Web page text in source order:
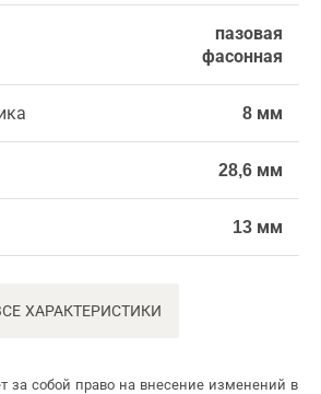
пазовая
фасонная
8 мм
28,6 мм
13 мм
ХАРАКТЕРИСТИКИ
за собой право на внесение изменений в